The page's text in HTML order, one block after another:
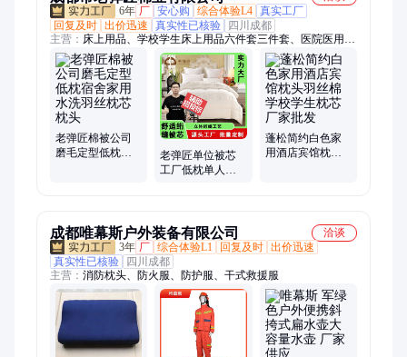
6年 厂 安心购 综合体验L4 真实工厂
回复及时 出价迅速 真实性已核验
四川成都
主营： 床上用品、学校学生床上用品六件套三件套、医院医用床
上用品六件套三件套、棉被子、酒店民宿被子被芯棉被子、学校
学生床上用品棉被子、医院医用棉被子褥子、幼儿园床上用品棉
被子褥子、宿舍床上用品三件套六件套棉被子褥子、民政应急救
灾棉被子褥子、幼儿园床上用品六件套三件套、民政应急救灾棉
花被子褥子、民政应急救灾防寒服羽绒服、民政应急救灾棉大衣
军大衣、民政应急救灾棉衣裤、民政应急救灾物资充气防潮垫、
民政应急救灾应急包生活包、学校学生蚊帐、民政应急救灾毛巾
被、毛毯、凉席、救灾床上用品、酒店床上用品、酒店布草、棉
老弹匠棉被公司
磨毛定型低枕宿
老弹匠单位被芯
工厂低枕单人学
蓬松简约白色家
用酒店宾馆枕头
成都唯幕斯户外装备有限公司
洽谈
3年 厂 综合体验L1 回复及时 出价迅速
真实性已核验
四川成都
主营： 消防枕头、防火服、防护服、干式救援服